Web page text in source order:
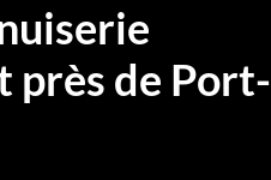
près de Port-